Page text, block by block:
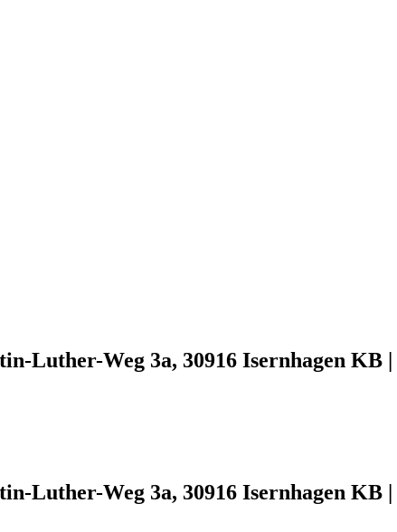
Luther-Weg 3a, 30916 Isernhagen KB |
Luther-Weg 3a, 30916 Isernhagen KB |